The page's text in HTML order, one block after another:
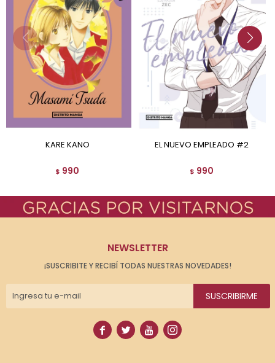
KARE KANO
$ 990
EL NUEVO EMPLEADO #2
$ 990
NEWSLETTER
¡SUSCRIBITE Y RECIBÍ TODAS NUESTRAS NOVEDADES!
SUSCRIBIRME
   